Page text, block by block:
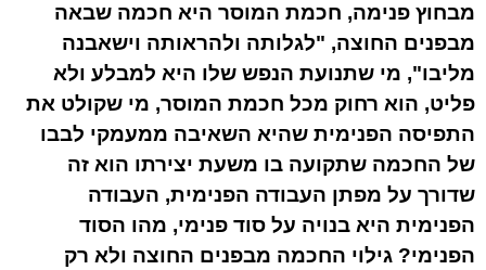
מבחוץ פנימה, חכמת המוסר היא חכמה שבאה
מבפנים החוצה, "לגלותה ולהראותה וישאבנה
מליבו", מי שתנועת הנפש שלו היא למבלע ולא
פליט, הוא רחוק מכל חכמת המוסר, מי שקולט את
התפיסה הפנימית שהיא השאיבה ממעמקי לבבו
של החכמה שתקועה בו משעת יצירתו הוא זה
שדורך על מפתן העבודה הפנימית, העבודה
הפנימית היא בנויה על סוד פנימי, מהו הסוד
הפנימי? גילוי החכמה מבפנים החוצה ולא רק